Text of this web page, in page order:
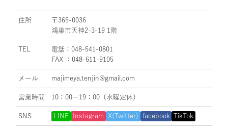
住所
〒365-0036
鴻巣市天神2-3-19 1階
TEL
電話：048-541-0801
FAX ：048-611-9105
メール majimeya.tenjin@gmail.com
営業時間 10：00ー19：00（水曜定休）
SNS LINE Instagram X(Twitter) facebook TikTok